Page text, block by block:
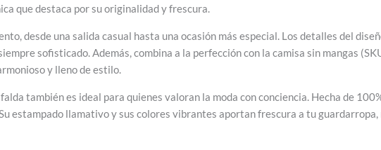
que destaca por su originalidad y frescura.
desde una salida casual hasta una ocasión más especial. Los detalles del
sofisticado. Además, combina a la perfección con la camisa sin mangas
y lleno de estilo.
también es ideal para quienes valoran la moda con conciencia. Hecha de
estampado llamativo y sus colores vibrantes aportan frescura a tu